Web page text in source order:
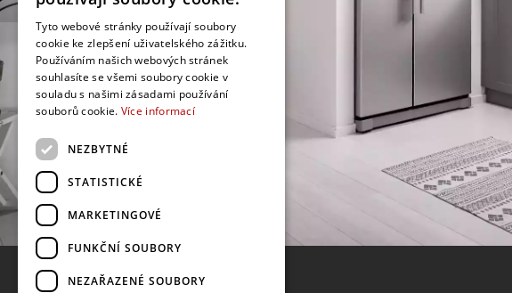
Tyto webové stránky používají soubory
cookie ke zlepšení uživatelského zážitku.
Používáním našich webových stránek
souhlasíte se všemi soubory cookie v
souladu s našimi zásadami používání
souborů cookie. Více informací
NEZBYTNÉ
STATISTICKÉ
MARKETINGOVÉ
FUNKČNÍ SOUBORY
NEZAŘAZENÉ SOUBORY